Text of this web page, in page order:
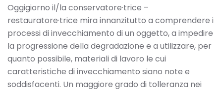
Oggigiorno il/la conservatore·trice –
restauratore·trice mira innanzitutto a comprendere i
processi di invecchiamento di un oggetto, a impedire
la progressione della degradazione e a utilizzare, per
quanto possibile, materiali di lavoro le cui
caratteristiche di invecchiamento siano note e
soddisfacenti. Un maggiore grado di tolleranza nei